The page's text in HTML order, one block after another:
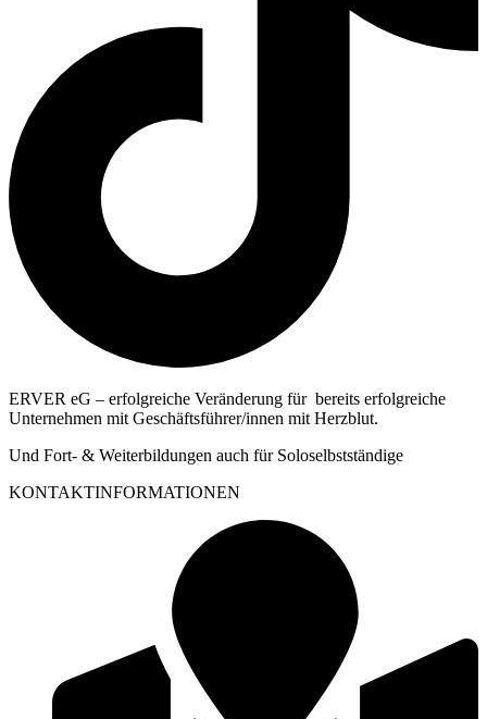
ERVER eG – erfolgreiche Veränderung für bereits erfolgreiche
Unternehmen mit Geschäftsführer/innen mit Herzblut.
Und Fort- & Weiterbildungen auch für Soloselbstständige
KONTAKTINFORMATIONEN